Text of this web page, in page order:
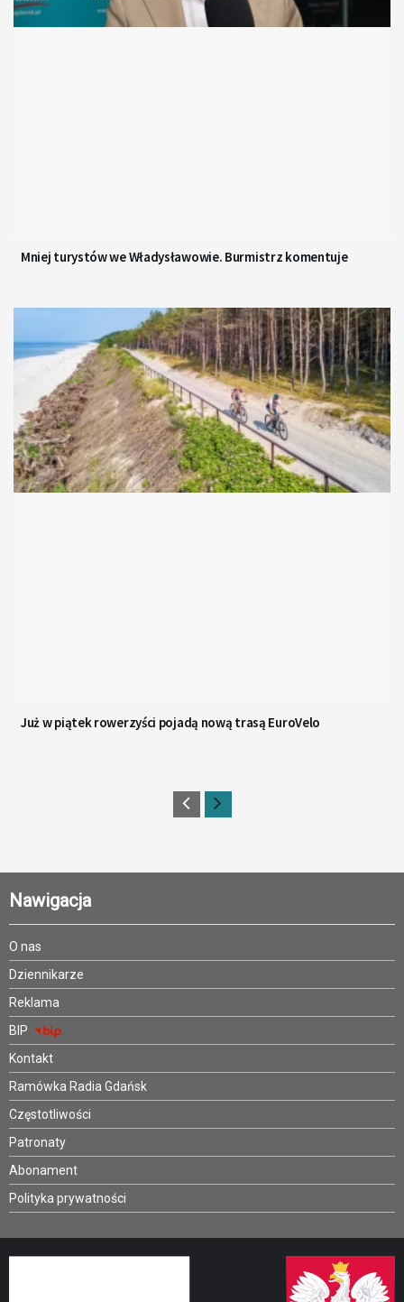
Mniej turystów we Władysławowie. Burmistrz komentuje
Już w piątek rowerzyści pojadą nową trasą EuroVelo
Nawigacja
O nas
Dziennikarze
Reklama
BIP
Kontakt
Ramówka Radia Gdańsk
Częstotliwości
Patronaty
Abonament
Polityka prywatności